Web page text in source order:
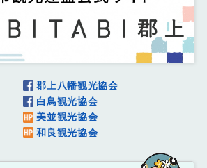
郡上八幡観光協会
白鳥観光協会
美並観光協会
和良観光協会